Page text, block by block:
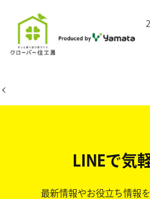
2026年2月
LINEで気
最新情報やお役立ち情報